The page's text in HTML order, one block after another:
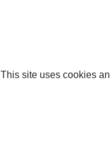
A ECOUTER ICI
This site uses cookies